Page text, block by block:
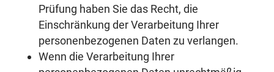
Prüfung haben Sie das Recht, die
Einschränkung der Verarbeitung Ihrer
personenbezogenen Daten zu verlangen.
Wenn die Verarbeitung Ihrer